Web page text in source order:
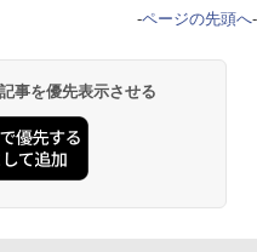
-ページの先頭へ-
事を優先表示させる